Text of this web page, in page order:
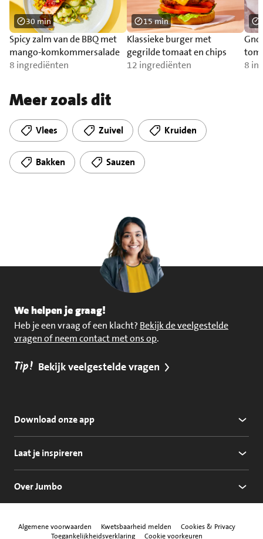
Spicy zalm van de BBQ met
mango-komkommersalade
8 ingrediënten
30 min
Klassieke burger met
gegrilde tomaat en chips
12 ingrediënten
15 min
zalm
8
Meer zoals dit
Vlees Zuivel Kruiden
Bakken Sauzen
We helpen je graag!
Heb je een vraag of een klacht? Bekijk de veelgestelde
vragen of neem contact met ons op.
Tip! Bekijk veelgestelde vragen
Download onze app
Laat je inspireren
Over Jumbo
Algemene voorwaarden Kwetsbaarheid melden
Cookies & Privacy
Toegankelijkheidsverklaring
Cookie voorkeuren